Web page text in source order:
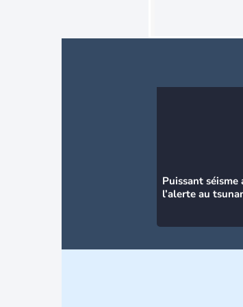
Puissant séisme
l’alerte au